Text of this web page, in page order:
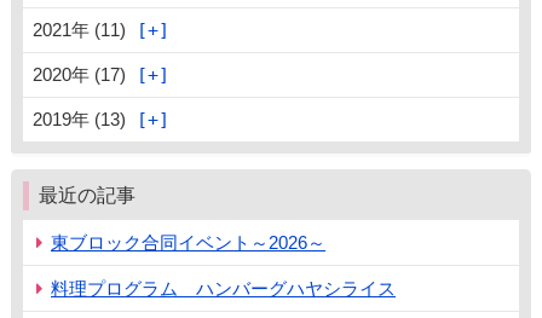
2021年 (11)
2020年 (17)
2019年 (13)
最近の記事
東ブロック合同イベント～2026～
料理プログラム ハンバーグハヤシライス